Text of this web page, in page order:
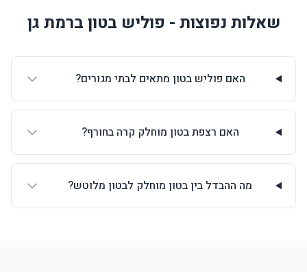
שאלות נפוצות - פוליש בטון ברמת גן
האם פוליש בטון מתאים לבתי מגורים?
האם רצפת בטון מוחלק קרה בחורף?
מה ההבדל בין בטון מוחלק לבטון מלוטש?